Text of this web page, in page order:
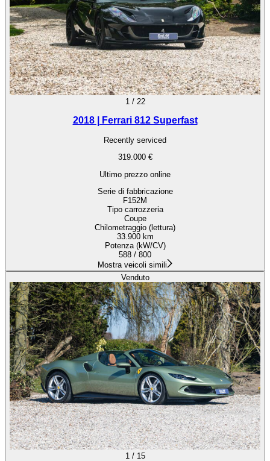
1 / 22
2018 | Ferrari 812 Superfast
Recently serviced
319.000 €
Ultimo prezzo online
Serie di fabbricazione
F152M
Tipo carrozzeria
Coupe
Chilometraggio (lettura)
33.900 km
Potenza (kW/CV)
588 / 800
Mostra veicoli simili
Venduto
1 / 15